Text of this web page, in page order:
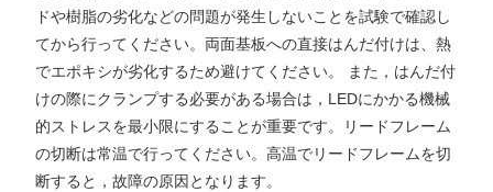
ドや樹脂の劣化などの問題が発生しないことを試験で確認し
てから行ってください。両面基板への直接はんだ付けは、熱
でエポキシが劣化するため避けてください。 また，はんだ付
けの際にクランプする必要がある場合は，LEDにかかる機械
的ストレスを最小限にすることが重要です。リードフレーム
の切断は常温で行ってください。高温でリードフレームを切
断すると，故障の原因となります。